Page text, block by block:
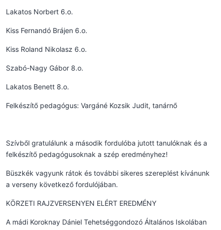
Lakatos Norbert 6.o.
Kiss Fernandó Brájen 6.o.
Kiss Roland Nikolasz 6.o.
Szabó-Nagy Gábor 8.o.
Lakatos Benett 8.o.
Felkészítő pedagógus: Vargáné Kozsik Judit, tanárnő
Szívből gratulálunk a második fordulóba jutott tanulóknak és a
felkészítő pedagógusoknak a szép eredményhez!
Büszkék vagyunk rátok és további sikeres szereplést kívánunk
a verseny következő fordulójában.
KÖRZETI RAJZVERSENYEN ELÉRT EREDMÉNY
A mádi Koroknay Dániel Tehetséggondozó Általános Iskolában